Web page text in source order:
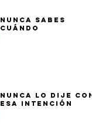
NUNCA SABES
CUÁNDO
NUNCA LO DIJE CON
ESA INTENCIÓN